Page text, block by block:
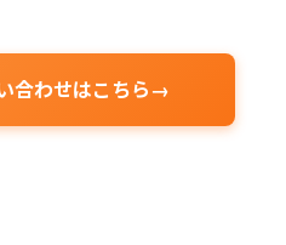
合わせはこちら